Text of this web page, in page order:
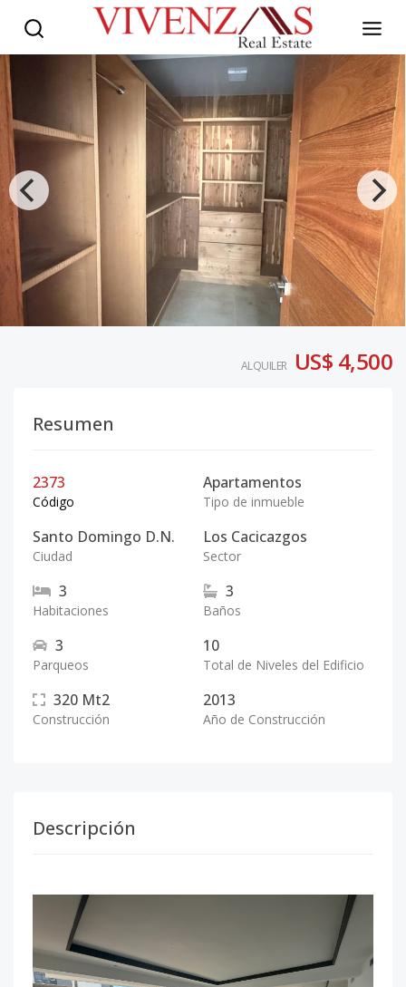
ALQUILER US$ 4,500
Resumen
2373
Código
Apartamentos
Tipo de inmueble
Santo Domingo D.N.
Ciudad
Los Cacicazgos
Sector
3
Habitaciones
3
Baños
3
Parqueos
10
Total de Niveles del Edificio
320 Mt2
Construcción
2013
Año de Construcción
Descripción